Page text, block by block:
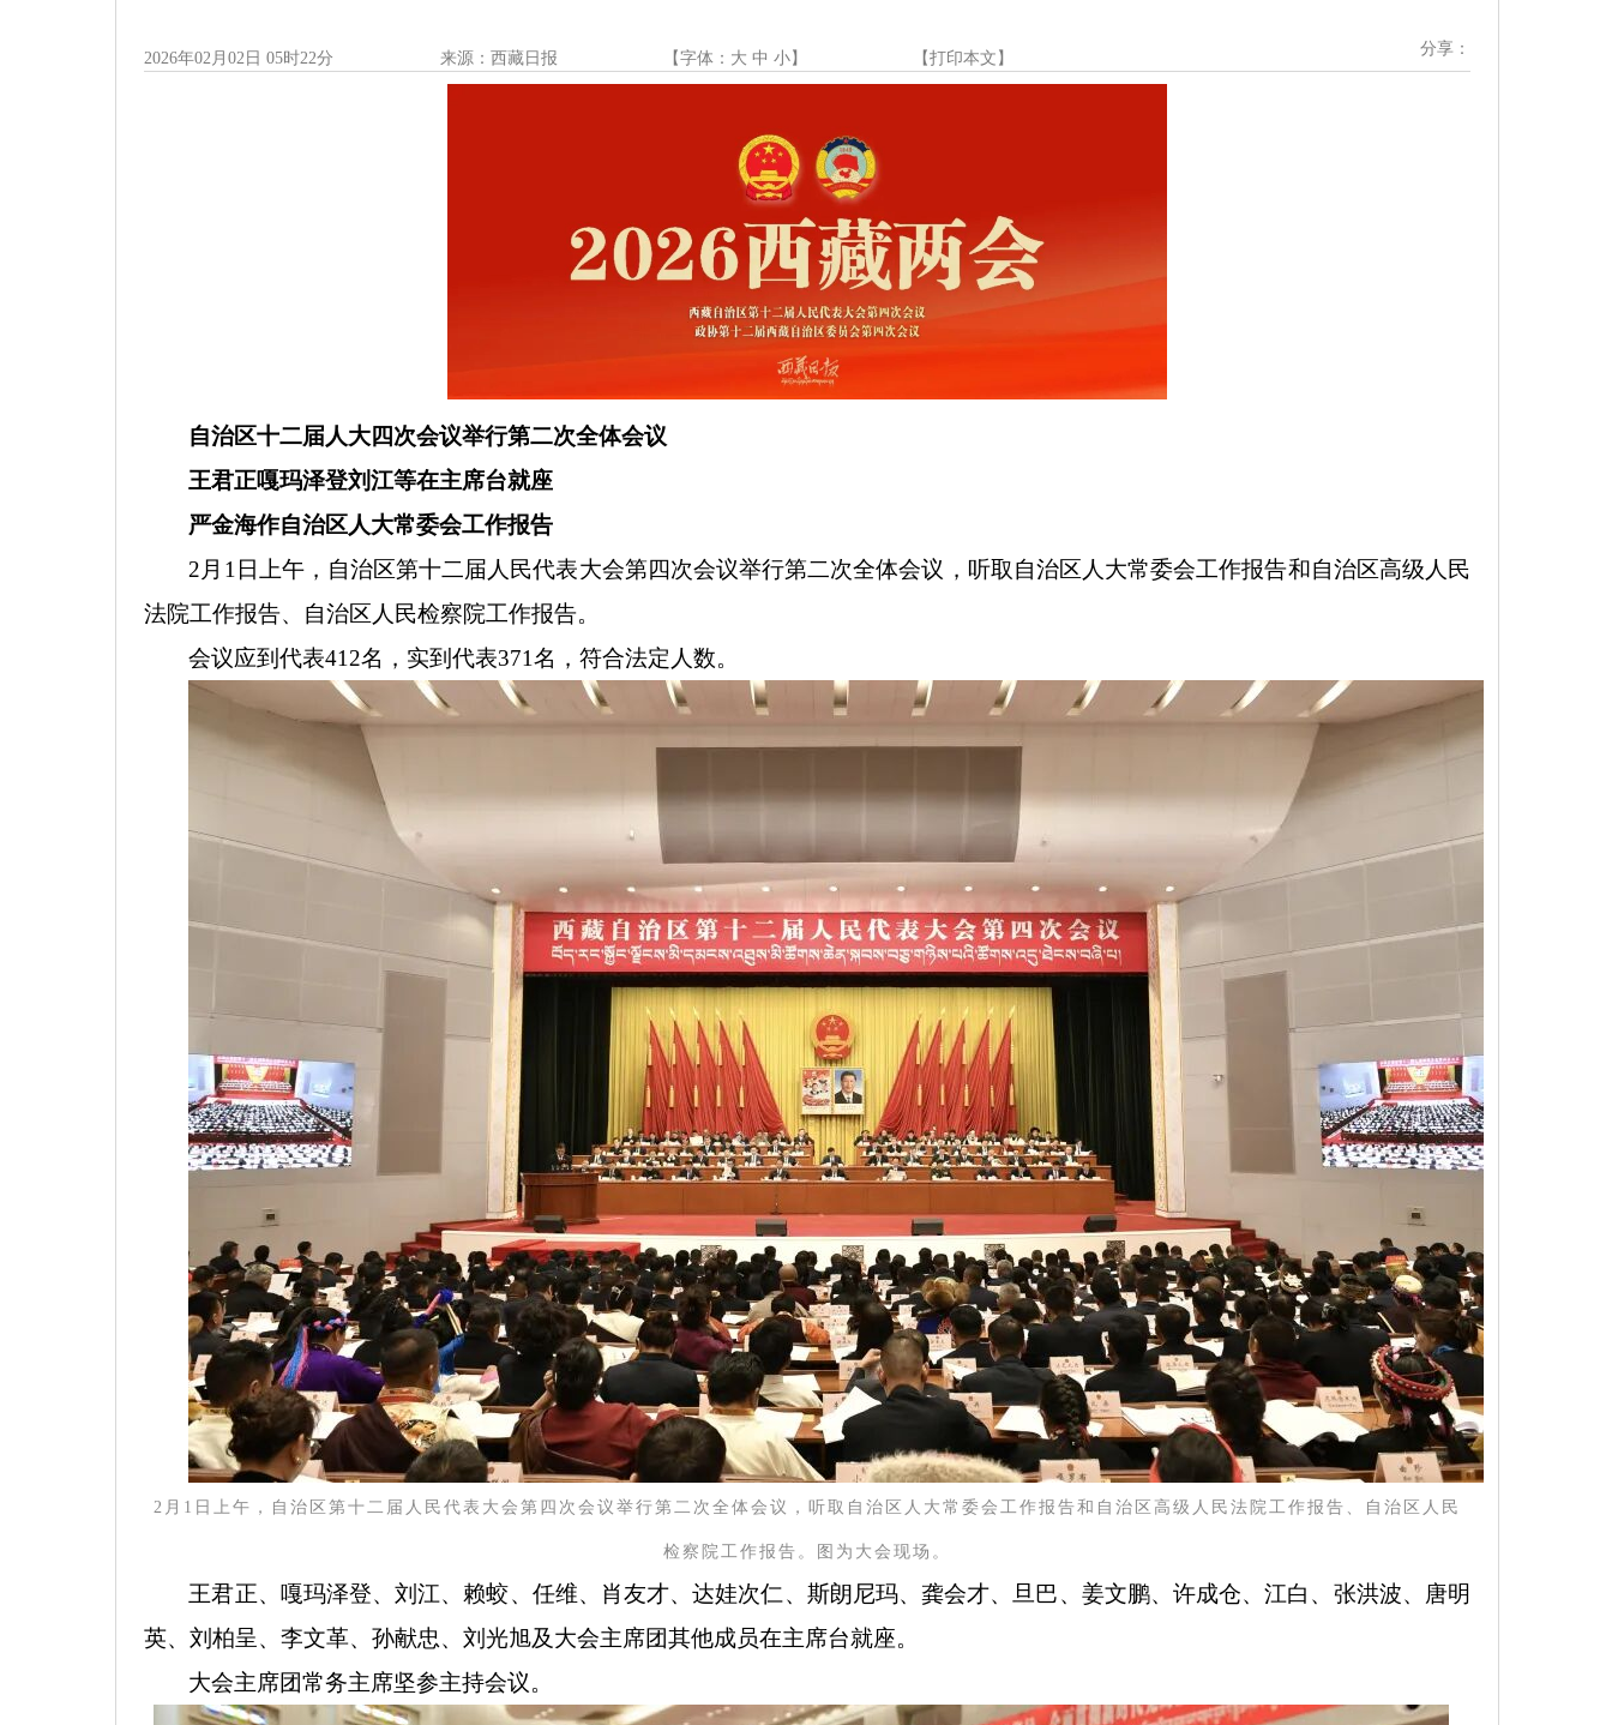
2026年02月02日 05时22分 来源：西藏日报 【字体： 大 中 小】 【打印本文 】
分享：
自治区十二届人大四次会议举行第二次全体会议
王君正嘎玛泽登刘江等在主席台就座
严金海作自治区人大常委会工作报告
2 月 1 日上午，自治区第十二届人民代表大会第四次会议举行第二次全体会议，听取自治区人大常委会工作报告和自治区高级人民
法院工作报告、自治区人民检察院工作报告。
会议应到代表412名，实到代表371名，符合法定人数。
2月1日上午，自治区第十二届人民代表大会第四次会议举行第二次全体会议，听取自治区人大常委会工作报告和自治区高级人民法院工作报告、自治区人民
检察院工作报告。图为大会现场。
王君正、嘎玛泽登、刘江、赖蛟、任维、肖友才、达娃次仁、斯朗尼玛、龚会才、旦巴、姜文鹏、许成仓、江白、张洪波、唐明
英、刘柏呈、李文革、孙献忠、刘光旭及大会主席团其他成员在主席台就座。
大会主席团常务主席坚参主持会议。